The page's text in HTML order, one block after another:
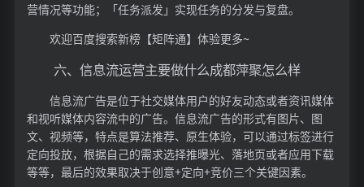
营情况等功能；「任务派发」实现任务的分发与复盘。
欢迎百度搜索新榜【矩阵通】体验更多~
六、信息流运营主要做什么成都萍聚怎么样
信息流广告是位于社交媒体用户的好友动态或者资讯媒体
和视听媒体内容流中的广告。信息流广告的形式有图片、图
文、视频等，特点是算法推荐、原生体验，可以通过标签进行
定向投放，根据自己的需求选择推曝光、落地页或者应用下载
等等，最后的效果取决于创意+定向+竞价三个关键因素。